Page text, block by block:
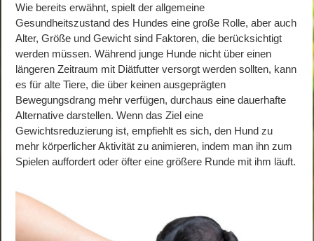
Wie bereits erwähnt, spielt der allgemeine
Gesundheitszustand des Hundes eine große Rolle, aber auch
Alter, Größe und Gewicht sind Faktoren, die berücksichtigt
werden müssen. Während junge Hunde nicht über einen
längeren Zeitraum mit Diätfutter versorgt werden sollten, kann
es für alte Tiere, die über keinen ausgeprägten
Bewegungsdrang mehr verfügen, durchaus eine dauerhafte
Alternative darstellen. Wenn das Ziel eine
Gewichtsreduzierung ist, empfiehlt es sich, den Hund zu
mehr körperlicher Aktivität zu animieren, indem man ihn zum
Spielen auffordert oder öfter eine größere Runde mit ihm läuft.